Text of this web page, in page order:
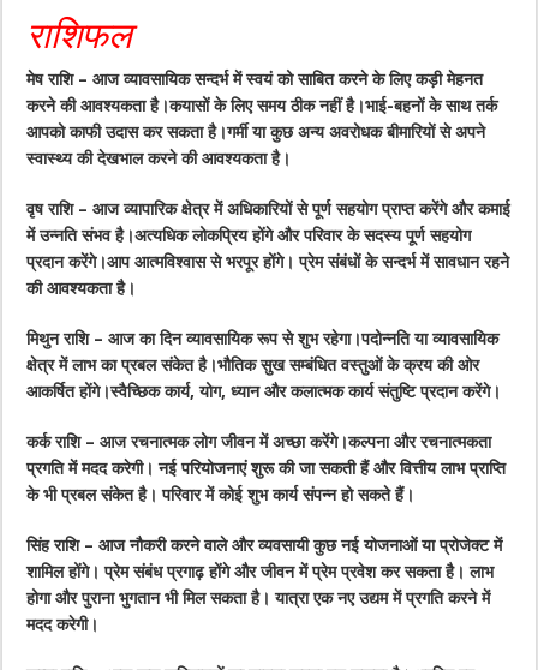
राशिफल
मेष राशि – आज व्यावसायिक सन्दर्भ में स्वयं को साबित करने के लिए कड़ी मेहनत
करने की आवश्यकता है।कयासों के लिए समय ठीक नहीं है।भाई-बहनों के साथ तर्क
आपको काफी उदास कर सकता है।गर्मी या कुछ अन्य अवरोधक बीमारियों से अपने
स्वास्थ्य की देखभाल करने की आवश्यकता है।
वृष राशि – आज व्यापारिक क्षेत्र में अधिकारियों से पूर्ण सहयोग प्राप्त करेंगे और कमाई
में उन्नति संभव है।अत्यधिक लोकप्रिय होंगे और परिवार के सदस्य पूर्ण सहयोग
प्रदान करेंगे।आप आत्मविश्वास से भरपूर होंगे। प्रेम संबंधों के सन्दर्भ में सावधान रहने
की आवश्यकता है।
मिथुन राशि – आज का दिन व्यावसायिक रूप से शुभ रहेगा।पदोन्नति या व्यावसायिक
क्षेत्र में लाभ का प्रबल संकेत है।भौतिक सुख सम्बंधित वस्तुओं के क्रय की ओर
आकर्षित होंगे।स्वैच्छिक कार्य, योग, ध्यान और कलात्मक कार्य संतुष्टि प्रदान करेंगे।
कर्क राशि – आज रचनात्मक लोग जीवन में अच्छा करेंगे।कल्पना और रचनात्मकता
प्रगति में मदद करेगी। नई परियोजनाएं शुरू की जा सकती हैं और वित्तीय लाभ प्राप्ति
के भी प्रबल संकेत है। परिवार में कोई शुभ कार्य संपन्न हो सकते हैं।
सिंह राशि – आज नौकरी करने वाले और व्यवसायी कुछ नई योजनाओं या प्रोजेक्ट में
शामिल होंगे। प्रेम संबंध प्रगाढ़ होंगे और जीवन में प्रेम प्रवेश कर सकता है। लाभ
होगा और पुराना भुगतान भी मिल सकता है। यात्रा एक नए उद्यम में प्रगति करने में
मदद करेगी।